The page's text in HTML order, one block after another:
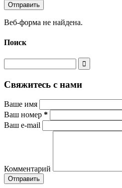
Веб-форма не найдена.
Поиск
Свяжитесь с нами
Ваше имя
Ваш номер *
Ваш e-mail
Комментарий